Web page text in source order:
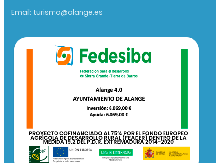
Email: turismo@alange.es